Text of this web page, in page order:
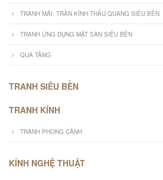
TRANH MÁI, TRẦN KÍNH THẤU QUANG SIÊU BỀN
TRANH ỨNG DỤNG MẶT SÀN SIÊU BỀN
QUÀ TẶNG
TRANH SIÊU BỀN
TRANH KÍNH
TRANH PHONG CẢNH
KÍNH NGHỆ THUẬT